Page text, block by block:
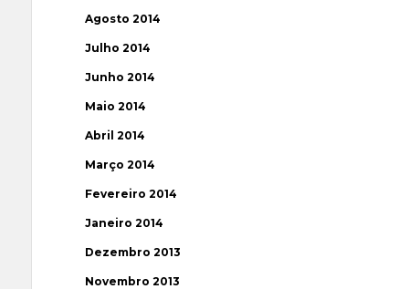
Agosto 2014
Julho 2014
Junho 2014
Maio 2014
Abril 2014
Março 2014
Fevereiro 2014
Janeiro 2014
Dezembro 2013
Novembro 2013